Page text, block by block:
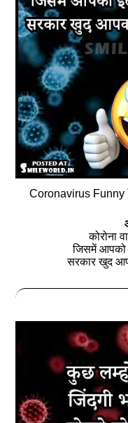
Coronavirus Funny
कोरोना
जिसमें आपको
सरकार खुद